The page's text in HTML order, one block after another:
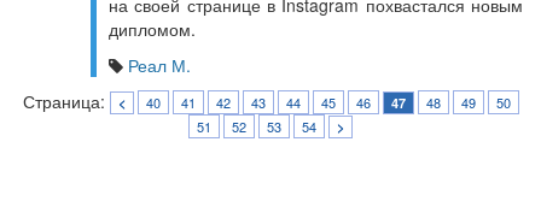
на своей странице в Instagram похвастался новым
дипломом.
Реал М.
Страница:
< 40 41 42 43 44 45 46 47 48 49
50
51
52 53 54 >